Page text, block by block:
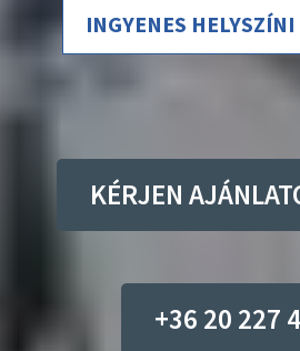
INGYENES
KÉRJEN
+36 20 227